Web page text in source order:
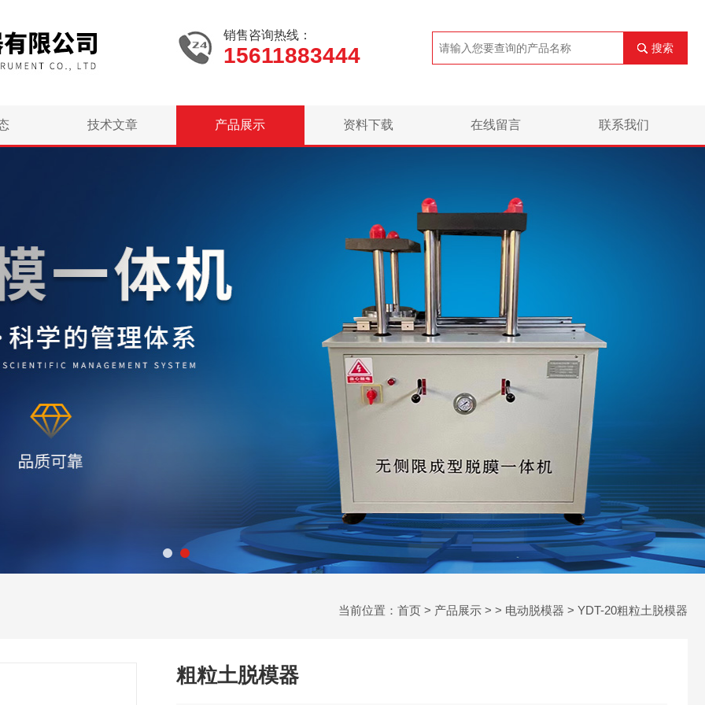
销售咨询热线：
15611883444 搜索
技术文章 产品展示 资料下载 在线留言 联系我们
当前位置： 首页 > 产品展示 > > 电动脱模器 > YDT-20粗粒土脱模器
粗粒土脱模器